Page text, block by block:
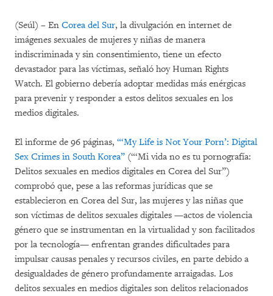
(Seúl) – En Corea del Sur, la divulgación en internet de
imágenes sexuales de mujeres y niñas de manera
indiscriminada y sin consentimiento, tiene un efecto
devastador para las víctimas, señaló hoy Human Rights
Watch. El gobierno debería adoptar medidas más enérgicas
para prevenir y responder a estos delitos sexuales en los
medios digitales.
El informe de 96 páginas, “‘My Life is Not Your Porn’: Digital
Sex Crimes in South Korea” (“‘Mi vida no es tu pornografía:
Delitos sexuales en medios digitales en Corea del Sur”)
comprobó que, pese a las reformas jurídicas que se
establecieron en Corea del Sur, las mujeres y las niñas que
son víctimas de delitos sexuales digitales —actos de violencia
género que se instrumentan en la virtualidad y son facilitados
por la tecnología— enfrentan grandes dificultades para
impulsar causas penales y recursos civiles, en parte debido a
desigualdades de género profundamente arraigadas. Los
delitos sexuales en medios digitales son delitos relacionados